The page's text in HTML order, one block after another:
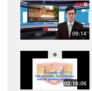
09:14
02:18:06